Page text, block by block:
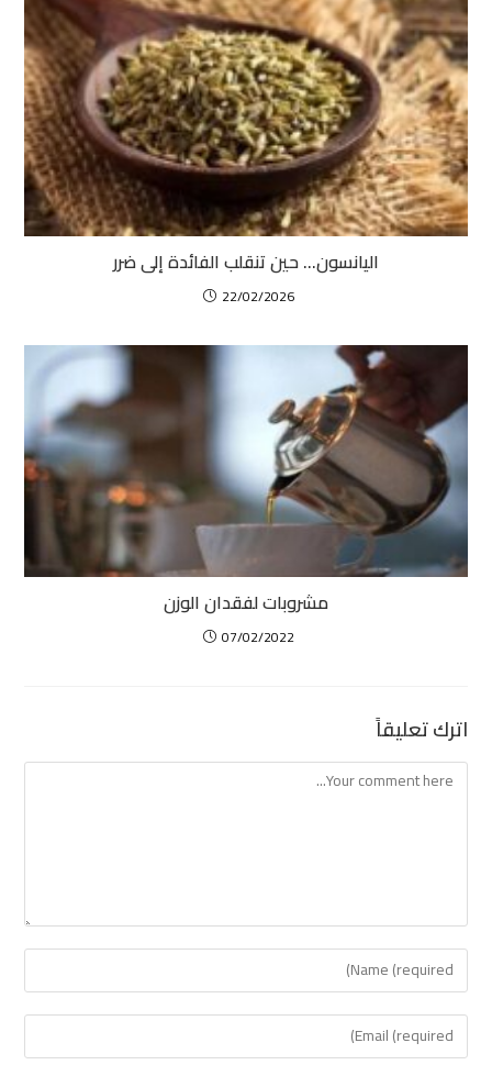
اليانسون… حين تنقلب الفائدة إلى ضرر
22/02/2026
مشروبات لفقدان الوزن
07/02/2022
اترك تعليقاً